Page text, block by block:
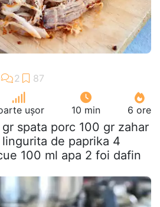
ușor 10 min 6 ore
spata porc 100 gr zahar
de paprika 4
100 ml apa 2 foi dafin